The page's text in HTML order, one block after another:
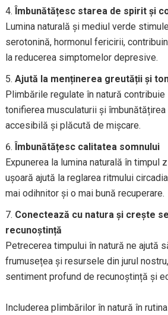
Îmbunătățesc starea de spirit și
Lumina naturală și mediul verde
serotonină, hormonul fericirii,
la reducerea simptomelor depresive.
Ajută la menținerea greutății și
Plimbările regulate în natură contribuie
tonifierea musculaturii și
accesibilă și plăcută de mișcare.
Îmbunătățesc calitatea somnului
Expunerea la lumina naturală în timpul
ușoară ajută la reglarea ritmului
mai odihnitor și o mai bună recuperare.
Conectează cu natura și crește
recunoștință
Petrecerea timpului în natură ne ajută
frumusețea și resursele din jurul
sentiment profund de recunoștință și
Includerea plimbărilor în natură în